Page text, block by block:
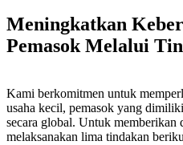
Meningkatkan
Pemasok Melalui
Kami berkomitmen untuk
usaha kecil, pemasok yang
secara global. Untuk memberikan
melaksanakan lima tindakan